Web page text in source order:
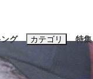
グ カテゴリ
ニュース
特集